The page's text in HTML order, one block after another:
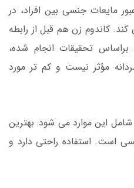
مایعات جنسی بین افراد، در
کاندوم زن هم قبل از رابطه
تحقیقات انجام شده،
مردانه مؤثر نیست و کم تر مورد
این موارد می شود: بهترین
است. استفاده راحتی دارد و